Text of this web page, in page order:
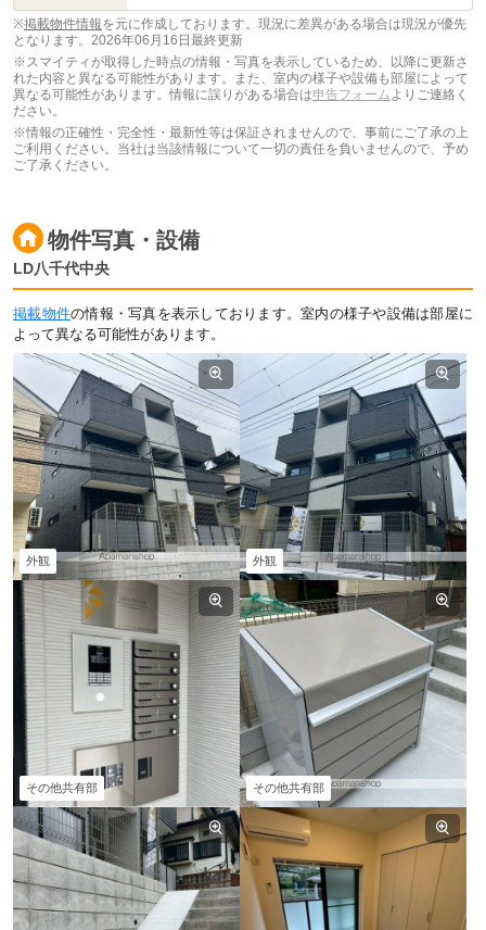
※掲載物件情報を元に作成しております。現況に差異がある場合は現況が優先
となります。 2026年06月16日最終更新
※スマイティが取得した時点の情報・写真を表示しているため、以降に更新さ
れた内容と異なる可能性があります。また、室内の様子や設備も部屋によって
異なる可能性があります。情報に誤りがある場合は申告フォーム よりご連絡く
ださい。
※情報の正確性・完全性・最新性等は保証されませんので、事前にご了承の上
ご利用ください。当社は当該情報について一切の責任を負いませんので、予め
ご了承ください。
物件写真・設備
LD八千代中央
掲載物件の情報・写真を表示しております。室内の様子や設備は部屋に
よって異なる可能性があります。
外観 外観
その他共有部 その他共有部